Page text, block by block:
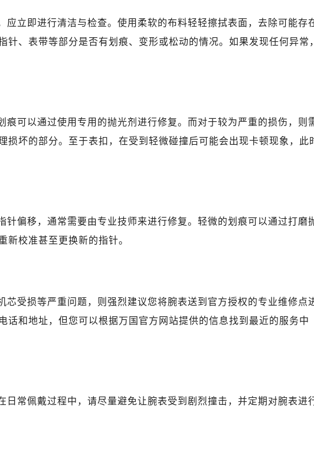
应立即进行清洁与检查。使用柔软的布料轻轻擦拭表面，去除可能存
针、表带等部分是否有划痕、变形或松动的情况。如果发现任何异常，
痕可以通过使用专用的抛光剂进行修复。而对于较为严重的损伤，则
损坏的部分。至于表扣，在受到轻微碰撞后可能会出现卡顿现象，此
针偏移，通常需要由专业技师来进行修复。轻微的划痕可以通过打磨
新校准甚至更换新的指针。
芯受损等严重问题，则强烈建议您将腕表送到官方授权的专业维修点
话和地址，但您可以根据万国官方网站提供的信息找到最近的服务中
日常佩戴过程中，请尽量避免让腕表受到剧烈撞击，并定期对腕表进